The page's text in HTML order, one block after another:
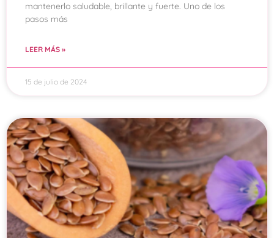
mantenerlo saludable, brillante y fuerte. Uno de los
pasos más
LEER MÁS »
15 de julio de 2024